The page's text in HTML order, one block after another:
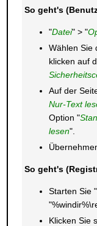
So geht's
"Datei" > "
Wählen Sie
klicken auf
Auf der
Nur-Text
Option "
lesen".
So geht's
Starten Sie
Klicken Sie